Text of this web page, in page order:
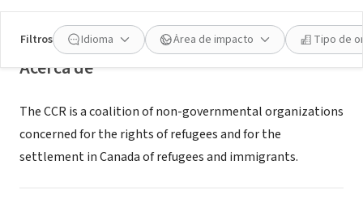
Filtros Idioma Área de impacto Tipo de
Montreal, QC, Canadá|www.web.net/~ccr
Acerca de
The CCR is a coalition of non-governmental organizations
concerned for the rights of refugees and for the
settlement in Canada of refugees and immigrants.